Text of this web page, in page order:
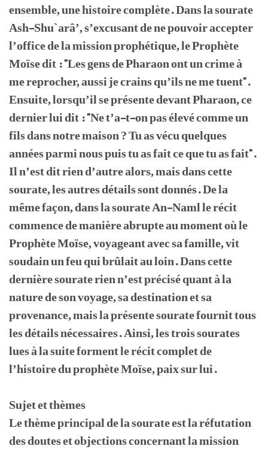
ensemble, une histoire complète. Dans la sourate
Ash-Shu`arâ’, s’excusant de ne pouvoir accepter
l’office de la mission prophétique, le Prophète
Moïse dit : "Les gens de Pharaon ont un crime à
me reprocher, aussi je crains qu’ils ne me tuent".
Ensuite, lorsqu’il se présente devant Pharaon, ce
dernier lui dit : "Ne t’a-t-on pas élevé comme un
fils dans notre maison ? Tu as vécu quelques
années parmi nous puis tu as fait ce que tu as fait".
Il n’est dit rien d’autre alors, mais dans cette
sourate, les autres détails sont donnés. De la
même façon, dans la sourate An-Naml le récit
commence de manière abrupte au moment où le
Prophète Moïse, voyageant avec sa famille, vit
soudain un feu qui brûlait au loin. Dans cette
dernière sourate rien n’est précisé quant à la
nature de son voyage, sa destination et sa
provenance, mais la présente sourate fournit tous
les détails nécessaires. Ainsi, les trois sourates
lues à la suite forment le récit complet de
l’histoire du prophète Moïse, paix sur lui.
Sujet et thèmes
Le thème principal de la sourate est la réfutation
des doutes et objections concernant la mission